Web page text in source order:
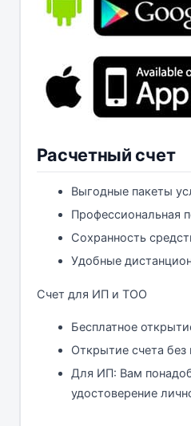
Расчетный счет
Выгодные пакеты
Профессиональная
Сохранность
Удобные
Счет для ИП и ТОО
Бесплатное
Открытие счета
Для ИП: Вам
удостоверение